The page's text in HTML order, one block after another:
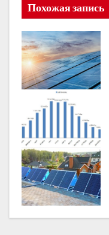
и
я
п
о
а
п
и
с
Похожая запись